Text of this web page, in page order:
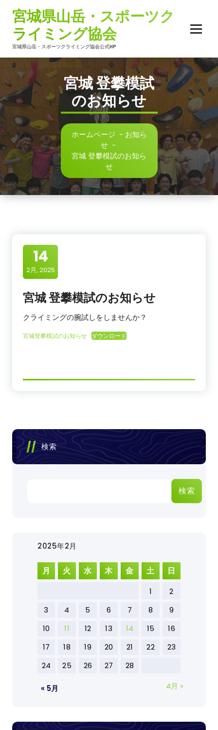
へ
キ
プ
宮城県山岳・スポーツク
ライミング協会
宮城県山岳・スポーツクライミング協会公式HP
宮城 登攀模試
のお知らせ
ホームページ - お知ら
せ-
宮城 登攀模試のお知ら
せ
14
2月, 2025
宮城 登攀模試のお知らせ
クライミングの腕試しをしませんか？
宮城登攀模試のお知らせ ダウンロード
検索
検索
2025年2月
月 火 水 木 金 土 日
1
2
3
4 5 6 7 8
9
10
11 12 13 14 15
16
17
18 19 20 21 22
23
24
25 26 27 28
« 5月 4月 »